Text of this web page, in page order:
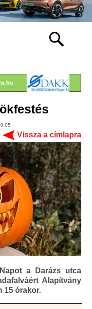
Vissza a címlapra
a Darázs utca
Alapítvány
15 órakor.